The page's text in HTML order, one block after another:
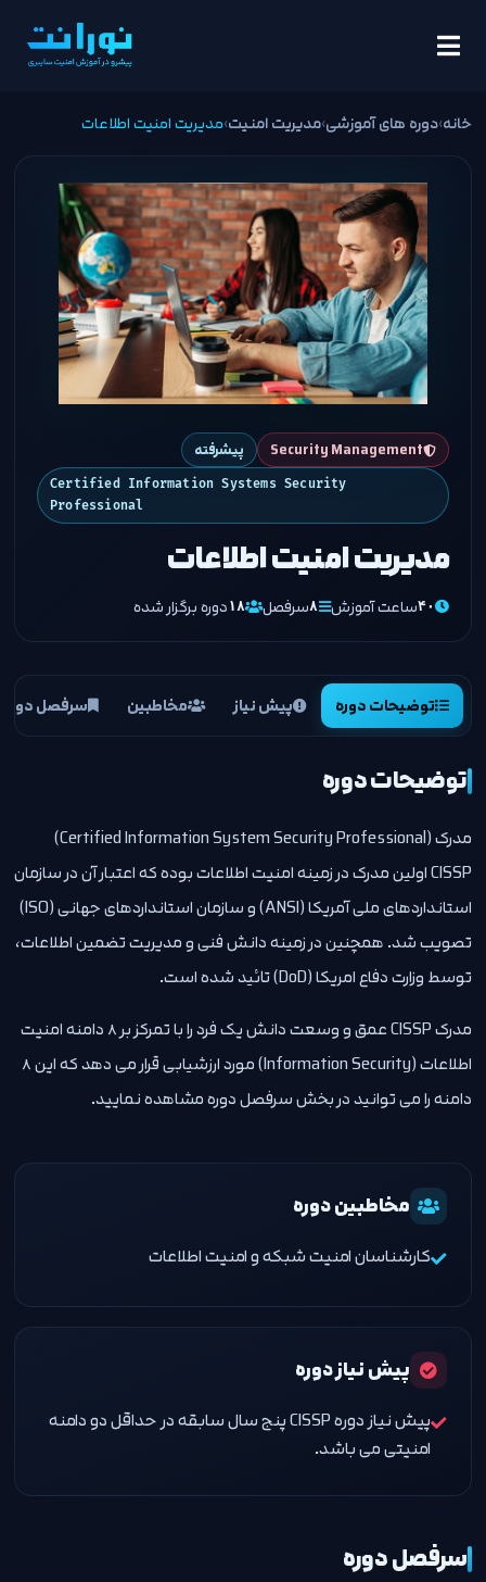
خانه›دوره های آموزشی›مدیریت امنیت›مدیریت امنیت اطلاعات
Security Management پیشرفته
Certified Information Systems Security
Professional
مدیریت امنیت اطلاعات
۴۰ساعت آموزش ۸سرفصل ۱۸دوره برگزار شده
توضیحات دوره پیش نیاز مخاطبین سرفصل دوره
توضیحات دوره
مدرک (Certified Information System Security Professional)
CISSP اولین مدرک در زمینه امنیت اطلاعات بوده که اعتبار آن در سازمان
استانداردهای ملی آمریکا (ANSI) و سازمان استانداردهای جهانی (ISO)
تصویب شد. همچنین در زمینه دانش فنی و مدیریت تضمین اطلاعات،
توسط وزارت دفاع امریکا (DoD) تائید شده است.
مدرک CISSP عمق و وسعت دانش یک فرد را با تمرکز بر 8 دامنه امنیت
اطلاعات (Information Security) مورد ارزشیابی قرار می دهد که این 8
دامنه را می توانید در بخش سرفصل دوره مشاهده نمایید.
مخاطبین دوره
کارشناسان امنیت شبکه و امنیت اطلاعات
پیش نیاز دوره
پیش نیاز دوره CISSP پنج سال سابقه در حداقل دو دامنه
امنیتی می باشد.
سرفصل دوره